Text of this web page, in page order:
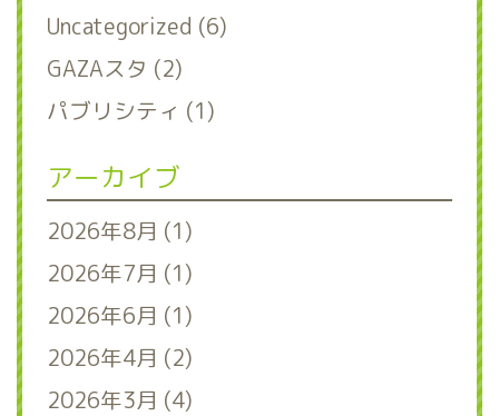
Uncategorized (6)
GAZAスタ (2)
パブリシティ (1)
アーカイブ
2026年8月 (1)
2026年7月 (1)
2026年6月 (1)
2026年4月 (2)
2026年3月 (4)